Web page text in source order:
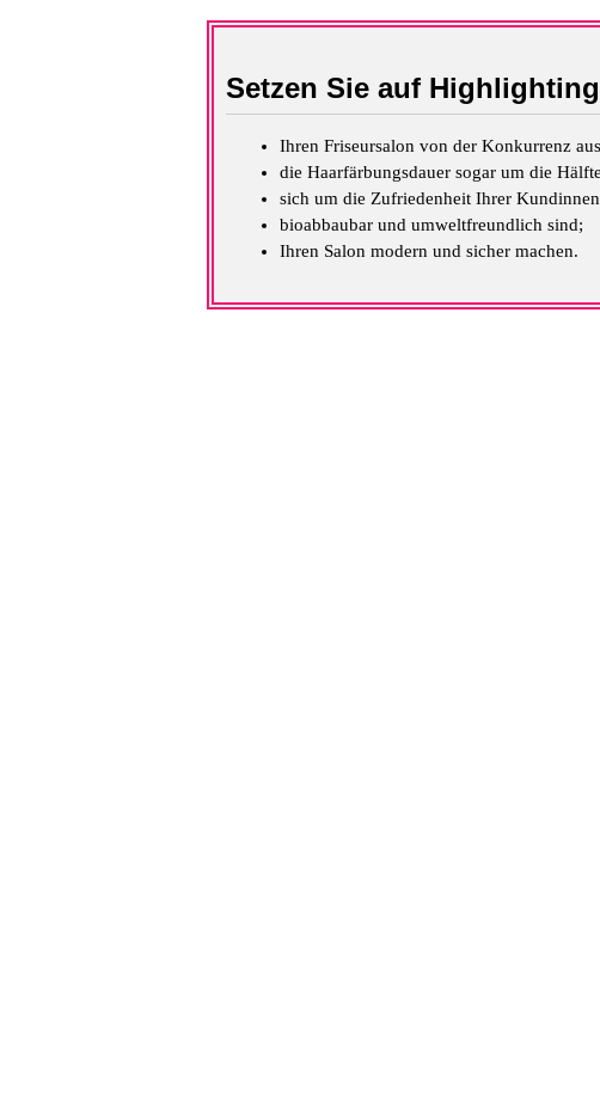
Setzen Sie auf
Ihren Friseursalon von der Konkurrenz
die Haarfärbungsdauer sogar um die
sich um die Zufriedenheit Ihrer
bioabbaubar und umweltfreundlich sind;
Ihren Salon modern und sicher machen.